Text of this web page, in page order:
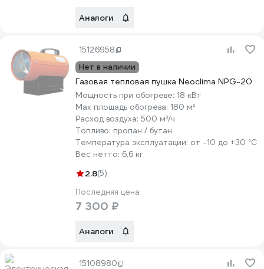
Аналоги
15126958
Нет в наличии
Газовая тепловая пушка Neoclima NPG-20
Мощность при обогреве: 18 кВт
Max площадь обогрева: 180 м²
Расход воздуха: 500 м³/ч
Топливо: пропан / бутан
Температура эксплуатации: от -10 до +30 °С
Вес нетто: 6.6 кг
2.8(5)
Последняя цена
7 300 ₽
Аналоги
15108980